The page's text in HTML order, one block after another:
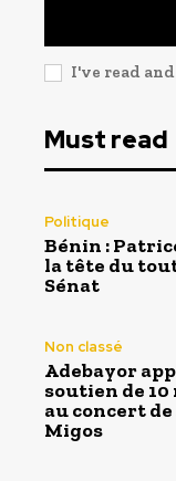
I've read
Must read
Politique
Bénin :
la tête du
Sénat
Non classé
Adebayor
soutien de
au concert
Migos